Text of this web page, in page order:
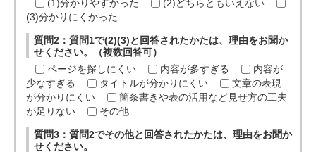
(1)分かりやすかった
(2)どちらともいえない
(3)分かりにくかった
質問2：質問1で(2)(3)と回答されたかたは、理由をお聞か
せください。（複数回答可）
ページを探しにくい
内容が多すぎる
内容が
少なすぎる
タイトルが分かりにくい
文章の表現
が分かりにくい
箇条書きや表の活用など見せ方の工夫
が足りない
その他
質問3：質問2でその他と回答されたかたは、理由をお聞か
せください。